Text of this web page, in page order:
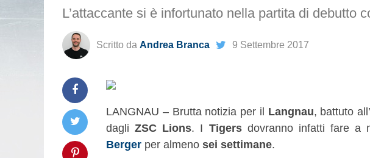
L’attaccante si è infortunato nella partita di debutto
Scritto da Andrea Branca 9 Settembre 2017
LANGNAU – Brutta notizia per il Langnau, battuto
dagliZSC Lions. I Tigersdovranno infatti fare a
Berger per almeno sei settimane.